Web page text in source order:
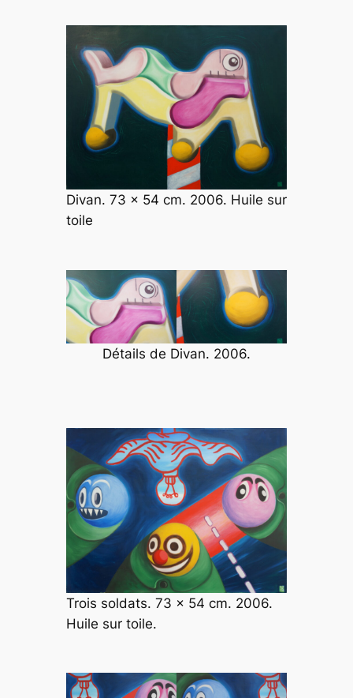
Divan. 73 x 54 cm. 2006. Huile sur
toile
Détails de Divan. 2006.
Trois soldats. 73 x 54 cm. 2006.
Huile sur toile.